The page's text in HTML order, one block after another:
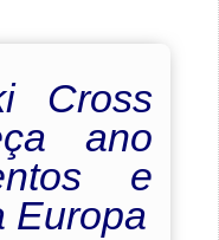
Cross
ano
e
Europa